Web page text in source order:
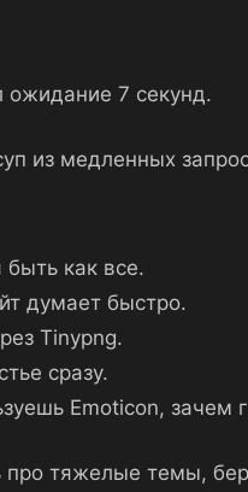
ожидание 7 секунд.
из медленных
как все.
думает быстро.
Tinypng.
сразу.
Emoticon, зачем
про тяжелые темы,